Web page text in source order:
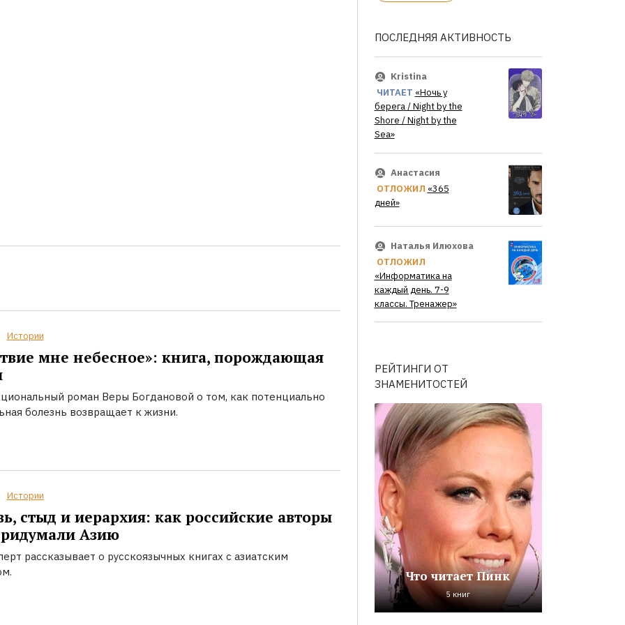
Истории
мне небесное»: книга, порождающая
роман Веры Богдановой о том, как потенциально
болезнь возвращает к жизни.
Истории
стыд и иерархия: как российские авторы
Азию
рассказывает о русскоязычных книгах с азиатским
ПОСЛЕДНЯЯ АКТИВНОСТЬ
Kristina
ЧИТАЕТ «Ночь у
берега / Night by the
Shore / Night by the
Sea»
Анастасия
ОТЛОЖИЛ «365
дней»
Наталья Илюхова
ОТЛОЖИЛ
«Информатика на
каждый день. 7-9
классы. Тренажер»
РЕЙТИНГИ ОТ
ЗНАМЕНИТОСТЕЙ
Что читает Пинк
5 книг